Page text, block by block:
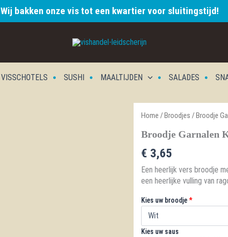
Wij bakken onze vis tot een kwartier voor sluitingstijd!
VISSCHOTELS SUSHI MAALTIJDEN SALADES
Home /Broodjes / Broodje
Broodje Garnalen
€ 3,65
Een heerlijk vers broodje
een heerlijke vulling van
Kies uw broodje*
Kies uw saus